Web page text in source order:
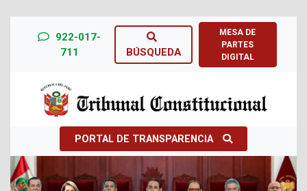
922-017-
711
BÚSQUEDA
MESA DE
PARTES
DIGITAL
PORTAL DE TRANSPARENCIA